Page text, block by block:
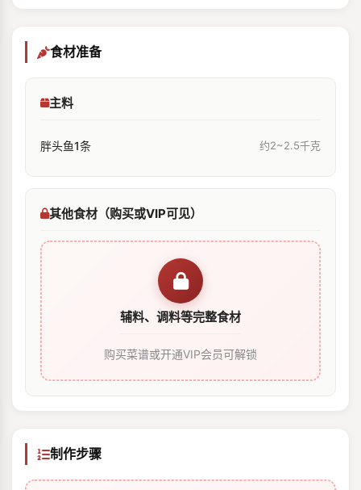
食材准备
主料
胖头鱼1条 约2~2.5千克
其他食材（购买或VIP可见）
辅料、调料等完整食材
购买菜谱或开通VIP会员可解锁
制作步骤